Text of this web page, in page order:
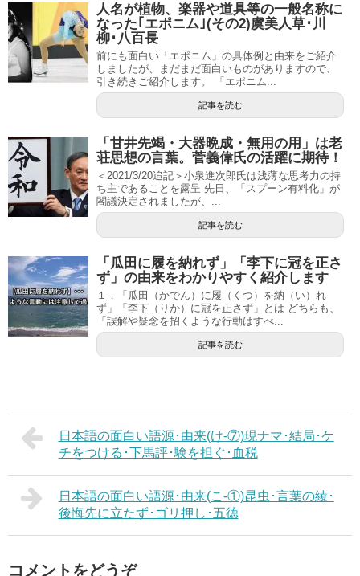
人名が植物、楽器や道具等の一般名称に
なった｢エポニム｣(その2)虞美人草･川
柳･八百長
前にも面白い「エポニム」の具体例と由来をご紹介
しましたが、まだまだ面白いものがありますので、
引き続きご紹介します。 「エポニム...
記事を読む
「甘井先竭・大器晩成・無用の用」は老
荘思想の言葉。菅義偉氏の活躍に期待！
＜2021/3/20追記＞小泉進次郎氏は浅薄な思考力の持
ち主であることを露呈 先日、「スプーン有料化」が
閣議決定されましたが、...
記事を読む
「瓜田に履を納れず」「李下に冠を正さ
ず」の由来をわかりやすく紹介します
１．「瓜田（かでん）に履（くつ）を納（い）れ
ず」「李下（りか）に冠を正さず」とは どちらも、
「誤解や疑念を招くような行動はすべ...
記事を読む
日本語の面白い語源･由来(け-⑦)現ナマ･結局･ケ
チをつける･下馬評･験を担ぐ･血税
日本語の面白い語源･由来(こ-①)昆虫･言葉の綾･
後悔先に立たず･ゴリ押し･五徳
コメントをどうぞ